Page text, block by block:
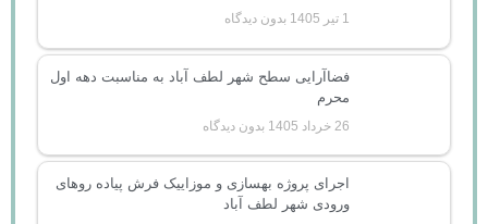
1 تیر 1405 بدون دیدگاه
فضاآرایی سطح شهر لطف آباد به مناسبت دهه اول
محرم
26 خرداد 1405 بدون دیدگاه
اجرای پروژه بهسازی و موزاییک فرش پیاده روهای
ورودی شهر لطف آباد